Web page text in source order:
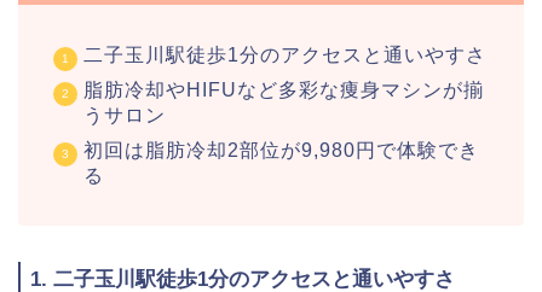
二子玉川駅徒歩1分のアクセスと通いやすさ
脂肪冷却やHIFUなど多彩な痩身マシンが揃
うサロン
初回は脂肪冷却2部位が9,980円で体験でき
る
1. 二子玉川駅徒歩1分のアクセスと通いやすさ